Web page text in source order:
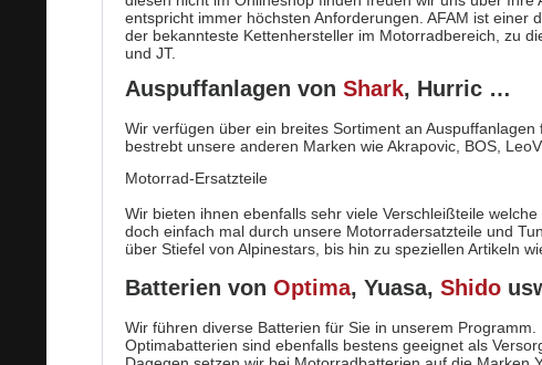
entspricht immer höchsten Anforderungen. AFAM ist
der bekannteste Kettenhersteller im Motorradbereich, zu
und JT.
Auspuffanlagen von Shark, Hurric …
Wir verfügen über ein breites Sortiment an
bestrebt unsere anderen Marken wie Akrapovic, BOS,
Motorrad-Ersatzteile
Wir bieten ihnen ebenfalls sehr viele Verschleißteile
doch einfach mal durch unsere Motorradersatzteile und
über Stiefel von Alpinestars, bis hin zu speziellen Artikeln
Batterien von Optima, Yuasa, Shido
Wir führen diverse Batterien für Sie in unserem
Optimabatterien sind ebenfalls bestens geeignet als